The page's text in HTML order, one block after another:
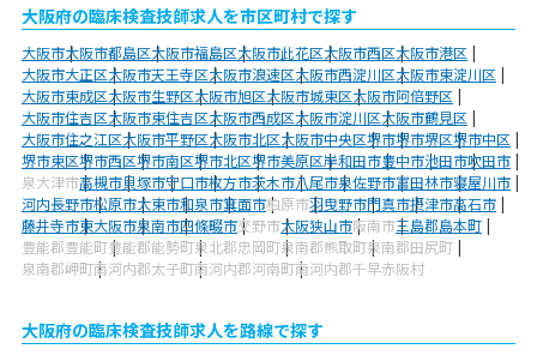
大阪府の臨床検査技師求人を市区町村で探す
大阪市大阪市都島区大阪市福島区大阪市此花区大阪市西区大阪市港区
大阪市大正区大阪市天王寺区大阪市浪速区大阪市西淀川区大阪市東淀川区
大阪市東成区大阪市生野区大阪市旭区大阪市城東区大阪市阿倍野区
大阪市住吉区大阪市東住吉区大阪市西成区大阪市淀川区大阪市鶴見区
大阪市住之江区大阪市平野区大阪市北区大阪市中央区堺市堺市堺区堺市中区
堺市東区堺市西区堺市南区堺市北区堺市美原区岸和田市豊中市池田市吹田市
泉大津市高槻市貝塚市守口市枚方市茨木市八尾市泉佐野市富田林市寝屋川市
河内長野市松原市大東市和泉市箕面市柏原市羽曳野市門真市摂津市高石市
藤井寺市東大阪市泉南市四條畷市交野市大阪狭山市阪南市三島郡島本町
豊能郡豊能町豊能郡能勢町泉北郡忠岡町泉南郡熊取町泉南郡田尻町
泉南郡岬町南河内郡太子町南河内郡河南町南河内郡千早赤阪村
大阪府の臨床検査技師求人を路線で探す